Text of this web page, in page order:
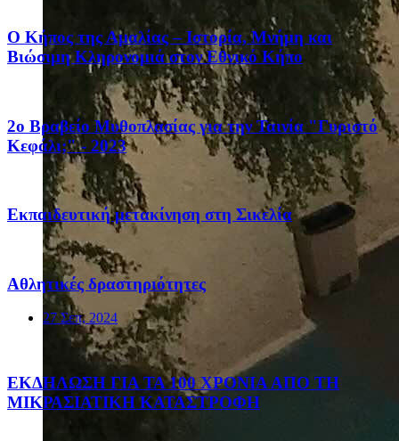
Ο Κήπος της Αμαλίας – Ιστορία, Μνήμη και
Βιώσιμη Κληρονομιά στον Εθνικό Κήπο
2ο Βραβείο Μυθοπλασίας για την Ταινία "Γυριστό
Κεφάλι;" - 2023
Eκπαιδευτική μετακίνηση στη Σικελία
Αθλητικές δραστηριότητες
27 Σεπ, 2024
ΕΚΔΗΛΩΣΗ ΓΙΑ ΤΑ 100 ΧΡΟΝΙΑ ΑΠΟ ΤΗ
ΜΙΚΡΑΣΙΑΤΙΚΗ ΚΑΤΑΣΤΡΟΦΗ